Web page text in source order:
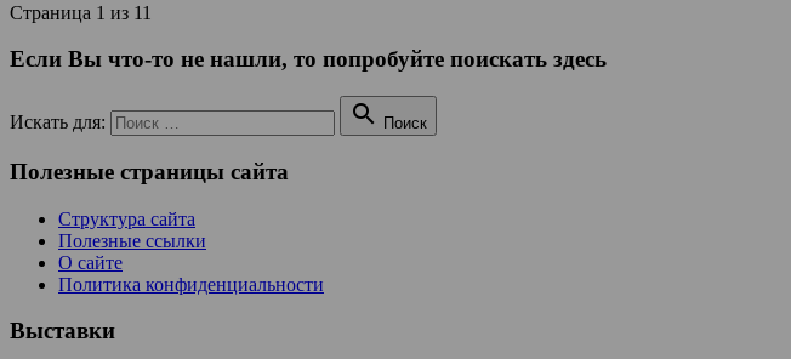
Страница 1 из 11
Если Вы что-то не нашли, то попробуйте поискать здесь
Искать для:  Поиск
Полезные страницы сайта
Структура сайта
Полезные ссылки
О сайте
Политика конфиденциальности
Выставки